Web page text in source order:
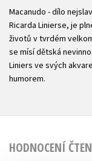
Macanudo - dílo
Ricarda Linierse, je
životů v tvrdém
se mísí dětská
Liniers ve svých
humorem.
HODNOCENÍ